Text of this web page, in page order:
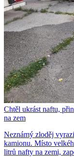
Chtěl ukrást naftu,
na zem
Neznámý zloděj
kamionu. Místo
litrů nafty na zemi,